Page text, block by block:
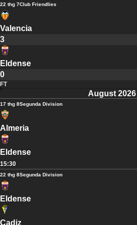
22 thg 7Club Friendlies
Valencia
3
Eldense
0
FT
August 2026
17 thg 8Segunda Division
Almeria
Eldense
15:30
22 thg 8Segunda Division
Eldense
Cadiz